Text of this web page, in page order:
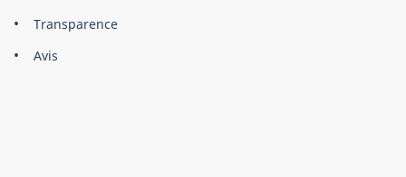
About
this
Brand
Transparence
Avis